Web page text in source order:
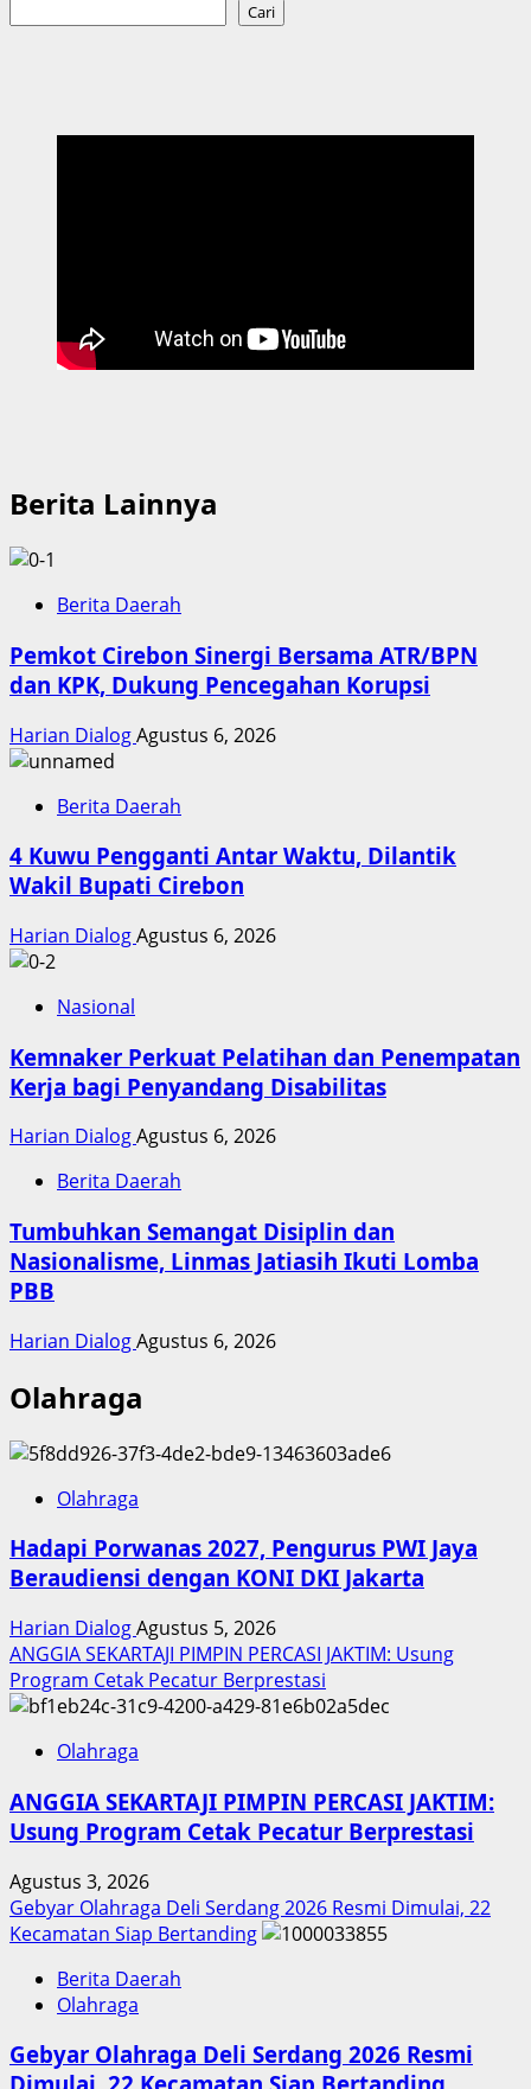
Cari
Berita Lainnya
Berita Daerah
Pemkot Cirebon Sinergi Bersama ATR/BPN
dan KPK, Dukung Pencegahan Korupsi
Harian DialogAgustus 6, 2026
Berita Daerah
4 Kuwu Pengganti Antar Waktu, Dilantik
Wakil Bupati Cirebon
Harian DialogAgustus 6, 2026
Nasional
Kemnaker Perkuat Pelatihan dan Penempatan
Kerja bagi Penyandang Disabilitas
Harian DialogAgustus 6, 2026
Berita Daerah
Tumbuhkan Semangat Disiplin dan
Nasionalisme, Linmas Jatiasih Ikuti Lomba
PBB
Harian DialogAgustus 6, 2026
Olahraga
Olahraga
Hadapi Porwanas 2027, Pengurus PWI Jaya
Beraudiensi dengan KONI DKI Jakarta
Harian DialogAgustus 5, 2026
ANGGIA SEKARTAJI PIMPIN PERCASI JAKTIM: Usung
Program Cetak Pecatur Berprestasi
Olahraga
ANGGIA SEKARTAJI PIMPIN PERCASI JAKTIM:
Usung Program Cetak Pecatur Berprestasi
Agustus 3, 2026
Gebyar Olahraga Deli Serdang 2026 Resmi Dimulai, 22
Kecamatan Siap Bertanding
Berita Daerah
Olahraga
Gebyar Olahraga Deli Serdang 2026 Resmi